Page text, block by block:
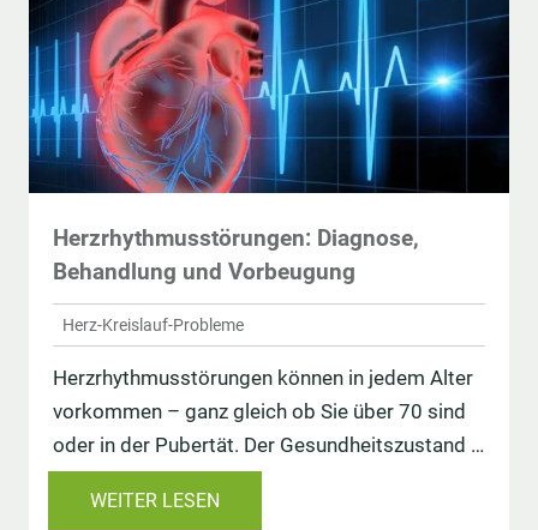
Herzrhythmusstörungen: Diagnose,
Behandlung und Vorbeugung
Herz-Kreislauf-Probleme
Herzrhythmusstörungen können in jedem Alter
vorkommen – ganz gleich ob Sie über 70 sind
oder in der Pubertät. Der Gesundheitszustand …
WEITER LESEN